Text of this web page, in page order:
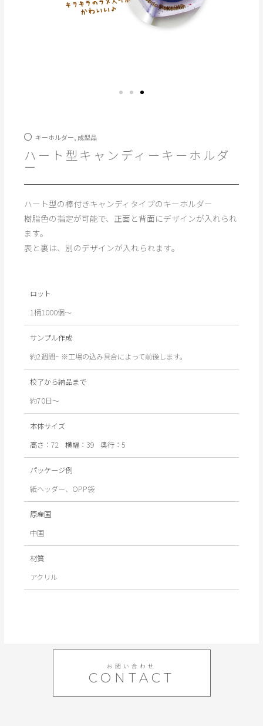
キーホルダー 成型品
ハート型キャンディーキーホルダ
ー
ハート型の棒付きキャンディタイプのキーホルダー
樹脂色の指定が可能で、正面と背面にデザインが入れられ
ます。
表と裏は、別のデザインが入れられます。
ロット
1柄1000個～
サンプル作成
約2週間~ ※工場の込み具合によって前後します。
校了から納品まで
約70日〜
本体サイズ
高さ：72 横幅： 39 奥行：5
パッケージ例
紙ヘッダー、OPP袋
原産国
中国
材質
アクリル
お問い合わせ
CONTACT